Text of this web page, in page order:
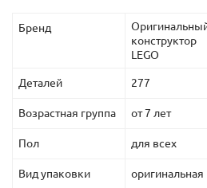
Бренд
конструктор
LEGO
Деталей 277
Возрастная группа от 7 лет
Пол для всех
Вид упаковки оригинальная